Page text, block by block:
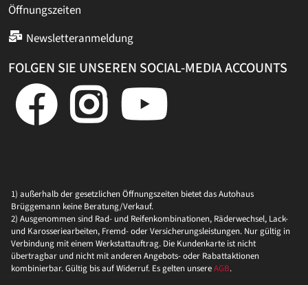
Öffnungszeiten
Newsletteranmeldung
FOLGEN SIE UNSEREN SOCIAL-MEDIA ACCOUNTS
1) außerhalb der gesetzlichen Öffnungszeiten bietet das Autohaus
Brüggemann keine Beratung/Verkauf.
2) Ausgenommen sind Rad- und Reifenkombinationen, Räderwechsel, Lack-
und Karosseriearbeiten, Fremd- oder Versicherungsleistungen. Nur gültig in
Verbindung mit einem Werkstattauftrag. Die Kundenkarte ist nicht
übertragbar und nicht mit anderen Angebots- oder Rabattaktionen
kombinierbar. Gültig bis auf Widerruf. Es gelten unsereAGB.